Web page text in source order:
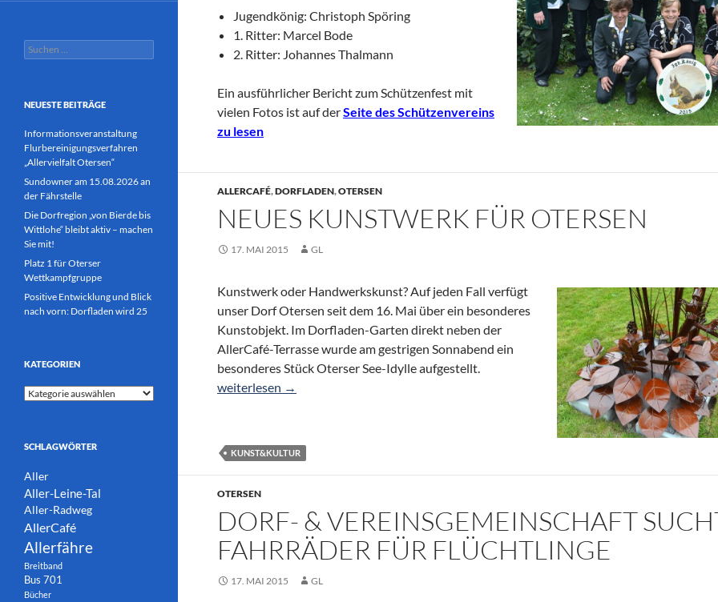
Jugendkönig: Christoph Spöring
1. Ritter: Marcel Bode
2. Ritter: Johannes Thalmann
Ein ausführlicher Bericht zum Schützenfest mit
vielen Fotos ist auf derSeite des Schützenvereins
zu lesen
ALLERCAFÉ,DORFLADEN,OTERSEN
NEUES KUNSTWERK FÜR OTERSEN
17. MAI 2015 GL
Kunstwerk oder Handwerkskunst? Auf jeden Fall verfügt
unser Dorf Otersen seit dem 16. Mai über ein besonderes
Kunstobjekt. Im Dorfladen-Garten direkt neben der
AllerCafé-Terrasse wurde am gestrigen Sonnabend ein
besonderes Stück Oterser See-Idylle aufgestellt.
Neues Kunstwerk für Otersen
weiterlesen →
KUNST&KULTUR
OTERSEN
DORF- & VEREINSGEMEINSCHAFT
FAHRRÄDER FÜR FLÜCHTLINGE
17. MAI 2015 GL
Suchen
nach:
NEUESTE BEITRÄGE
Informationsveranstaltung
Flurbereinigungsverfahren
„Allervielfalt Otersen“
Sundowner am 15.08.2026 an
der Fährstelle
Die Dorfregion „von Bierde bis
Wittlohe“ bleibt aktiv – machen
Sie mit!
Platz 1 für Oterser
Wettkampfgruppe
Positive Entwicklung und Blick
nach vorn: Dorfladen wird 25
KATEGORIEN
Kategorien
SCHLAGWÖRTER
Aller
Aller-Leine-Tal
Aller-Radweg
AllerCafé
Allerfähre
Breitband
Bus 701
Bücher